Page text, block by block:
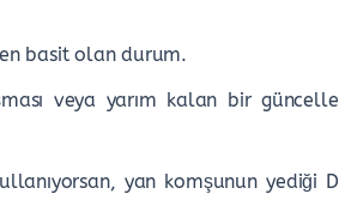
basit olan durum.
veya yarım kalan bir
yan komşunun yediği